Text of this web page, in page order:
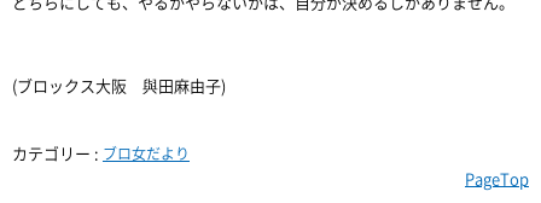
(ブロックス大阪 與田麻由子)
カテゴリー : ブロ女だより
PageTop